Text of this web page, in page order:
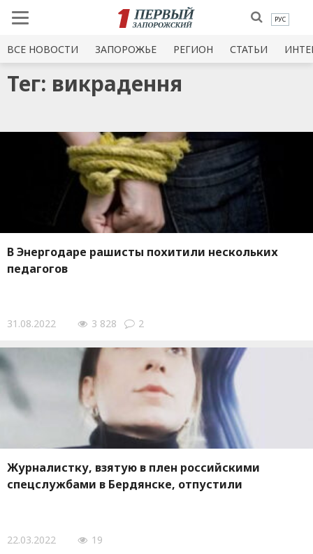
РУС
ВСЕ НОВОСТИ ЗАПОРОЖЬЕ РЕГИОН СТАТЬИ
Тег: викрадення
В Энергодаре рашисты похитили нескольких
педагогов
31.08.2022 3 828 2
Журналистку, взятую в плен российскими
спецслужбами в Бердянске, отпустили
22.03.2022 19